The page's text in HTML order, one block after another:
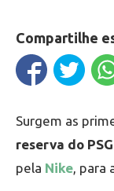
Compartilhe
Surgem as
reserva do
pela Nike, para